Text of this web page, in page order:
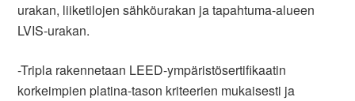
urakan, liiketilojen sähköurakan ja tapahtuma-alueen
LVIS-urakan.
-Tripla rakennetaan LEED-ympäristösertifikaatin
korkeimpien platina-tason kriteerien mukaisesti ja